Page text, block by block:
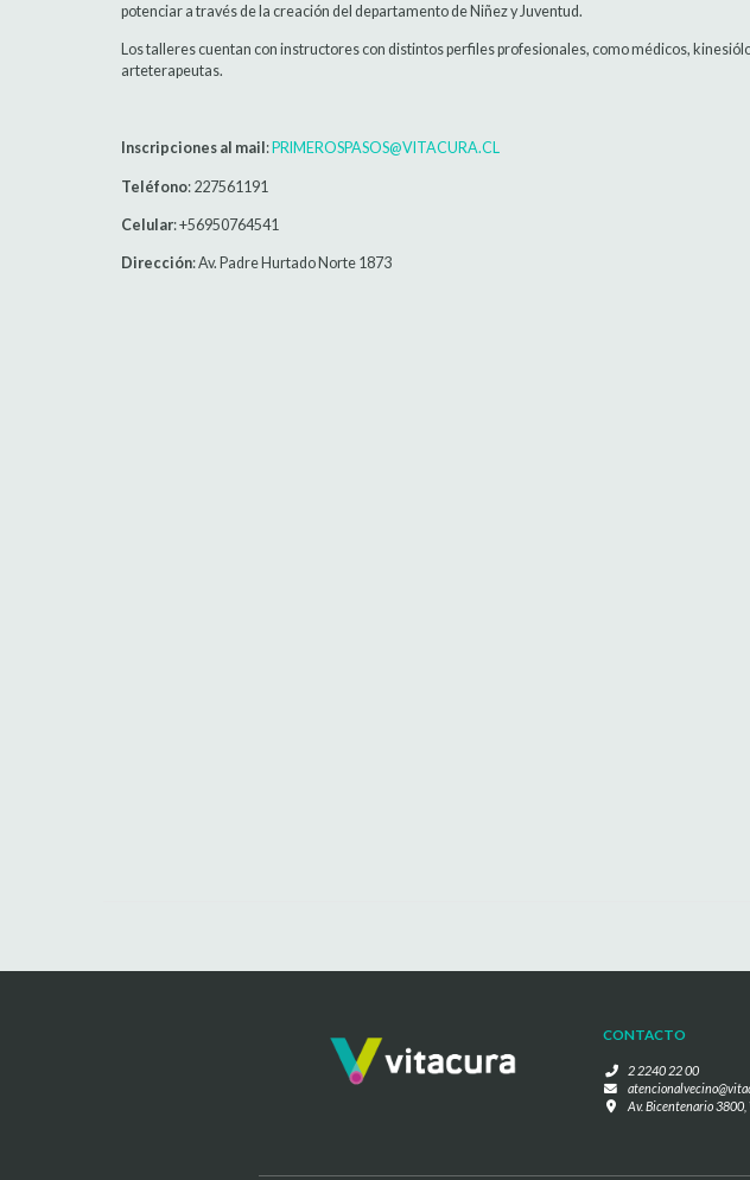
potenciar a través de la creación del departamento de Niñez y Juventud.
Los talleres cuentan con instructores con distintos perfiles profesionales, como médicos,
arteterapeutas.
Inscripciones al mail : PRIMEROSPASOS@VITACURA.CL
Teléfono: 227561191
Celular: +56950764541
Dirección: Av. Padre Hurtado Norte 1873
CONTACTO
2 2240 22 00
Av. Bicentenario 3800,